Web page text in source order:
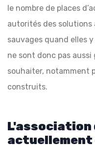
le nombre de places
autorités des solutions
sauvages quand elles
ne sont donc pas aussi
souhaiter, notamment
construits.
L'association
actuellement